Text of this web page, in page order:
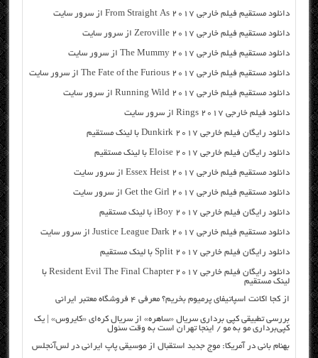
دانلود مستقیم فیلم خارجی From Straight As 2017 از سرور سایت
دانلود مستقیم فیلم خارجی Zeroville 2017 از سرور سایت
دانلود مستقیم فیلم خارجی The Mummy 2017 از سرور سایت
دانلود مستقیم فیلم خارجی The Fate of the Furious 2017 از سرور سایت
دانلود مستقیم فیلم خارجی Running Wild 2017 از سرور سایت
دانلود فیلم خارجی Rings 2017 از سرور سایت
دانلود رایگان فیلم خارجی Dunkirk 2017 با لینک مستقیم
دانلود رایگان فیلم خارجی Eloise 2017 با لینک مستقیم
دانلود مستقیم فیلم خارجی Essex Heist 2017 از سرور سایت
دانلود مستقیم فیلم خارجی Get the Girl 2017 از سرور سایت
دانلود رایگان فیلم خارجی iBoy 2017 با لینک مستقیم
دانلود مستقیم فیلم خارجی Justice League Dark 2017 از سرور سایت
دانلود رایگان فیلم خارجی Split 2017 با لینک مستقیم
دانلود رایگان فیلم خارجی Resident Evil The Final Chapter 2017 با
لینک مستقیم
از کجا اکانت اسپاتیفای پرمیوم بخریم؟ معرفی ۴ فروشگاه معتبر ایرانی
بررسی تطبیقی کپی برداری سریال «ساهره» از سریال کره‌ای «کایروس» | یک
کپی‌برداری مو به مو / اینجا تهران است به وقت سئول
بهنام بانی در آمریکا: موج جدید استقبال از موسیقی پاپ ایرانی در لس‌آنجلس